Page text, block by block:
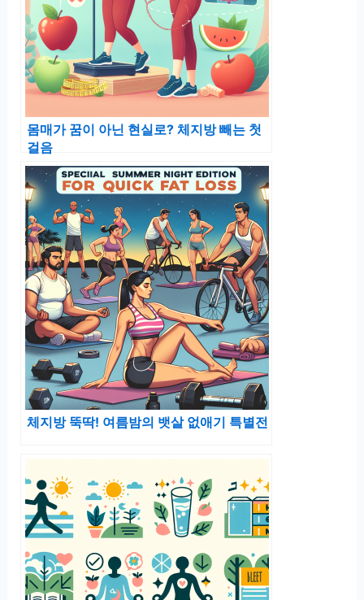
몸매가 꿈이 아닌 현실로? 체지방 빼는 첫
걸음
체지방 뚝딱! 여름밤의 뱃살 없애기 특별전